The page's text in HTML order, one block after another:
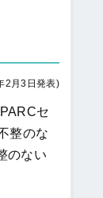
2月3日発表)
セ
整のな
のない